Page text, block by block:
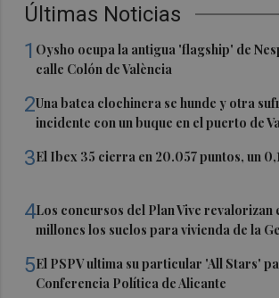
Últimas Noticias
1 Oysho ocupa la antigua 'flagship' de
calle Colón de València
2Una batea clochinera se hunde y otra
incidente con un buque en el puerto de
3El Ibex 35 cierra en 20.057 puntos, un
4Los concursos del Plan Vive revalorizan
millones los suelos para vivienda de la
5El PSPV ultima su particular 'All Stars'
Conferencia Política de Alicante